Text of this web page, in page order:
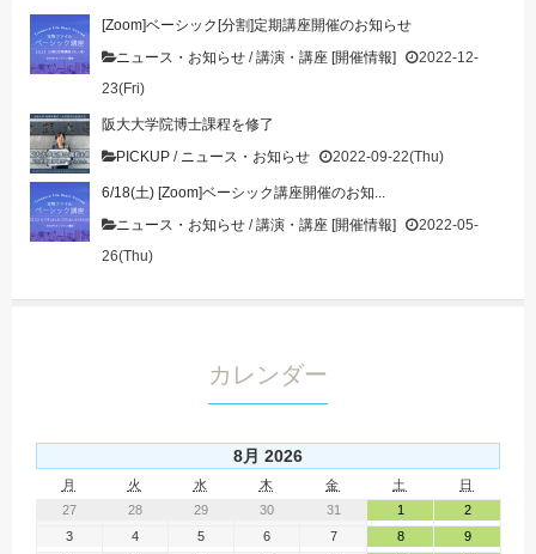
[Zoom]ベーシック[分割]定期講座開催のお知らせ
ニュース・お知らせ /講演・講座 [開催情報]
2022-12-
23(Fri)
阪大大学院博士課程を修了
PICKUP / ニュース・お知らせ 2022-09-22(Thu)
6/18(土) [Zoom]ベーシック講座開催のお知...
ニュース・お知らせ /講演・講座 [開催情報]
2022-05-
26(Thu)
カレンダー
8月 2026
月 火 水 木 金 土
日
27
28 29 30 31 1
2
3
4 5 6 7 8
9